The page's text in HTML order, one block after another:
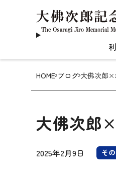
HOME ブログ 大佛次郎×
大佛次郎×
2025年2月9日 そ